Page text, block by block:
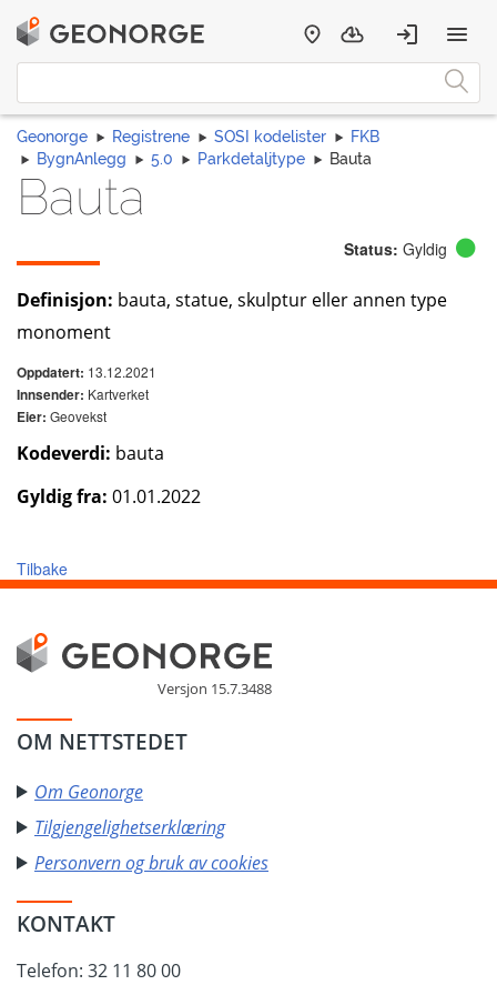
Geonorge Registrene SOSI kodelister
FKB
BygnAnlegg
5.0 Parkdetaljtype Bauta
Bauta
Status: Gyldig
Definisjon: bauta, statue, skulptur eller annen type
monoment
Oppdatert: 13.12.2021
Innsender: Kartverket
Eier: Geovekst
Kodeverdi: bauta
Gyldig fra: 01.01.2022
Tilbake